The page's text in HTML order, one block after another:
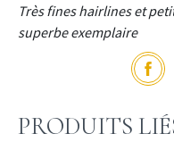
Très fines hairlines et
superbe exemplaire
PRODUITS